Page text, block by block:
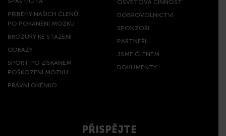
PŘÍBĚHY NAŠICH ČLENŮ
PO PORANĚNÍ MOZKU
BROŽURY KE STAŽENÍ
ODKAZY
SPORT PO ZÍSKANÉM
POŠKOZENÍ MOZKU
PRÁVNÍ OKÉNKO
OSVĚTOVÁ ČINNOST
DOBROVOLNICTVÍ
SPONZOŘI
PARTNEŘI
JSME ČLENEM
DOKUMENTY
PŘISPĚJTE